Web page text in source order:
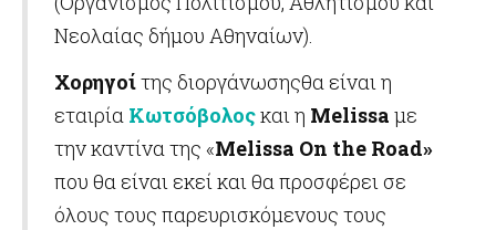
Νεολαίας δήμου Αθηναίων).
Χορηγοίτης διοργάνωσηςθα είναι η
εταιρία Κωτσόβολοςκαι η Melissa με
την καντίνα της «Melissa On the Road»
που θα είναι εκεί και θα προσφέρει σε
όλους τους παρευρισκόμενους τους